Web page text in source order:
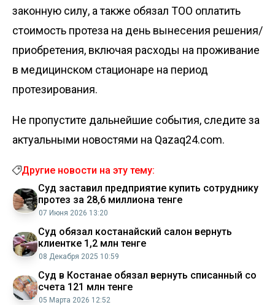
законную силу, а также обязал ТОО оплатить
стоимость протеза на день вынесения решения/
приобретения, включая расходы на проживание
в медицинском стационаре на период
протезирования.
Не пропустите дальнейшие события, следите за
актуальными новостями на Qazaq24.com.
Другие новости на эту тему:
Суд заставил предприятие купить сотруднику
протез за 28,6 миллиона тенге
07 Июня 2026 13:20
Суд обязал костанайский салон вернуть
клиентке 1,2 млн тенге
08 Декабря 2025 10:59
Суд в Костанае обязал вернуть списанный со
счета 121 млн тенге
05 Марта 2026 12:52